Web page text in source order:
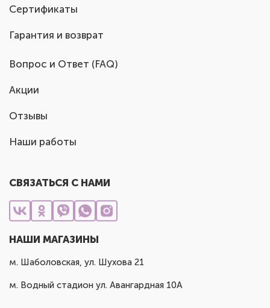
Сертификаты
Гарантия и возврат
Вопрос и Ответ (FAQ)
Акции
Отзывы
Наши работы
СВЯЗАТЬСЯ С НАМИ
НАШИ МАГАЗИНЫ
м. Шаболовская, ул. Шухова 21
м. Водный стадион ул. Авангардная 10А